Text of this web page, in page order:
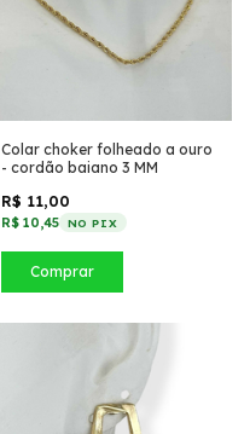
Colar choker folheado a ouro
- cordão baiano 3 MM
R$ 11,00
R$ 10,45 NO PIX
Comprar